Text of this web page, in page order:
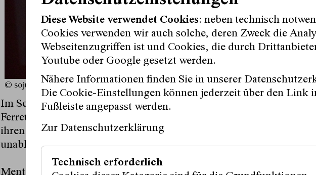
© soju.studio
Im Schauspielhaus Wien arbeiteten die fünf Autor:innen Cynthia
Ferretti, Johannes Hoffmann, Stephanie LeBolt und Karlotta Mix
ihren Textentwürfen. Erstmalig fand das Stipendienprogramm
unabhängig vom Hans-Gratzer-Preis statt.
Mentoriert von Thomas Perle hatten sie in intensiven
Diese Website verwendet Cookies: neben technisch
Cookies verwenden wir auch solche, deren Zweck die
Webseitenzugriffen ist und Cookies, die durch
Youtube oder Google gesetzt werden.
Nähere Informationen finden Sie in unserer
Die Cookie-Einstellungen können jederzeit über den Link
Fußleiste angepasst werden.
Zur Datenschutzerklärung
Technisch erforderlich